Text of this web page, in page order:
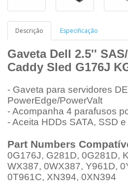
Descrição Especificação
Gaveta Dell 2.5''
Caddy Sled G176J
- Gaveta para servidores
PowerEdge/PowerValt
- Acompanha 4 parafusos
- Aceita HDDs SATA, SSD
Part Numbers
0G176J, G281D, 0G281D,
WX387, 0WX387, Y961D,
0T961C, XN394, 0XN394